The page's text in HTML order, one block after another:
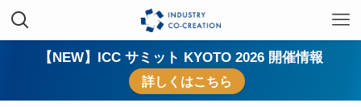
【NEW】ICC サミット KYOTO 2026 開催情報
詳しくはこちら